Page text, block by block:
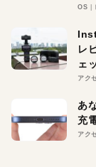
OS
レ
ェ
アク
あ
充
アク